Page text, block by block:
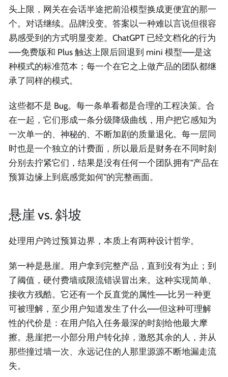
头上限，网关在会话半途把前沿模型换成更便宜的那一
个。对话继续。品牌没变。答案以一种难以言说但很容
易感受到的方式明显变差。ChatGPT 已经文档化的行为
——免费版和 Plus 触达上限后回退到 mini 模型——是这
种模式的标准范本；每一个在它之上做产品的团队都继
承了同样的模式。
这些都不是 Bug。每一条单看都是合理的工程决策。合
在一起，它们形成一条分级降级曲线，用户把它感知为
一次单一的、神秘的、不断加剧的质量退化。每一层同
时也是一个独立的计费面，所以最后是财务在不同时刻
分别去拧紧它们，结果是没有任何一个团队拥有"产品在
预算边缘上到底感觉如何"的完整画面。
悬崖 vs. 斜坡
处理用户跨过预算边界，本质上有两种设计哲学。
第一种是悬崖。用户拿到完整产品，直到没有为止；到
了阈值，硬付费墙或限流错误冒出来。这种实现简单、
接收方残酷。它还有一个反直觉的属性——比另一种更
可被理解，至少用户知道发生了什么——但这种可理解
性的代价是：在用户陷入任务最深的时刻给他最大摩
擦。悬崖把一小部分用户转化掉，激怒其余的人，并从
那些撞过墙一次、永远记住的人那里源源不断地漏走流
失。